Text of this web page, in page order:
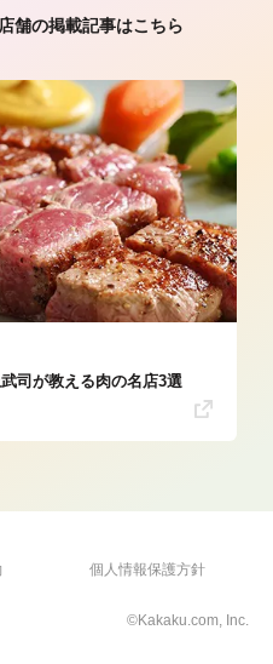
舗の掲載記事はこちら
司が教える肉の名店3選
個人情報保護方針
©Kakaku.com, Inc.